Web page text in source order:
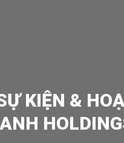
HOLDINGS